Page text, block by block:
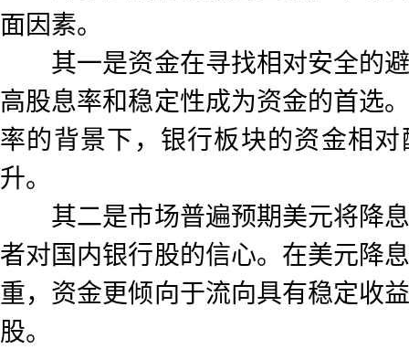
面因素。
其一是资金在寻找相对安全的
高股息率和稳定性成为资金的首选
率的背景下，银行板块的资金相
升。
其二是市场普遍预期美元将降
者对国内银行股的信心。在美元降
重，资金更倾向于流向具有稳定收
股。